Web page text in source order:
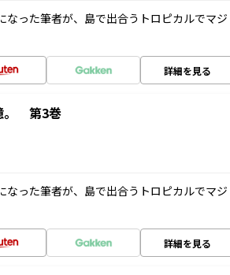
った筆者が、島で出合うトロピカルでマジ
詳細を見る
。 第3巻
った筆者が、島で出合うトロピカルでマジ
詳細を見る